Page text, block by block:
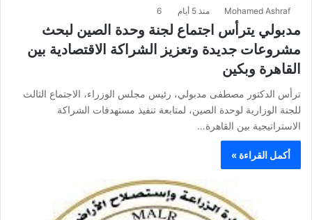
Mohamed Ashraf منذ 5 أيام 6
مدبولي يترأس اجتماع لجنة وحدة الصين لبحث
مشروعات جديدة وتعزيز الشراكة الاقتصادية بين
القاهرة وبكين
ترأس الدكتور مصطفى مدبولي، رئيس مجلس الوزراء، الاجتماع الثالث
للجنة الوزارية لوحدة الصين، لمتابعة تنفيذ مستهدفات الشراكة
الاستراتيجية بين القاهرة…
أكمل القراءة »